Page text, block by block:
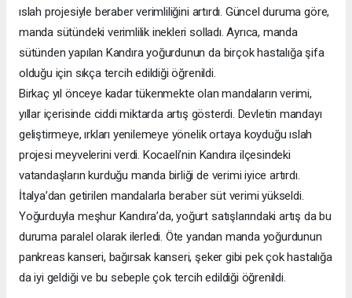
ıslah projesiyle beraber verimliliğini artırdı. Güncel duruma göre,
manda sütündeki verimlilik inekleri solladı. Ayrıca, manda
sütünden yapılan Kandıra yoğurdunun da birçok hastalığa şifa
olduğu için sıkça tercih edildiği öğrenildi.
Birkaç yıl önceye kadar tükenmekte olan mandaların verimi,
yıllar içerisinde ciddi miktarda artış gösterdi. Devletin mandayı
geliştirmeye, ırkları yenilemeye yönelik ortaya koyduğu ıslah
projesi meyvelerini verdi. Kocaeli’nin Kandıra ilçesindeki
vatandaşların kurduğu manda birliği de verimi iyice artırdı.
İtalya’dan getirilen mandalarla beraber süt verimi yükseldi.
Yoğurduyla meşhur Kandıra’da, yoğurt satışlarındaki artış da bu
duruma paralel olarak ilerledi. Öte yandan manda yoğurdunun
pankreas kanseri, bağırsak kanseri, şeker gibi pek çok hastalığa
da iyi geldiği ve bu sebeple çok tercih edildiği öğrenildi.